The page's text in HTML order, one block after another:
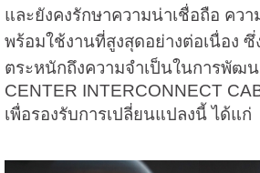
และยังคงรักษาความน่าเชื่อถือ คว
พร้อมใช้งานที่สูงสุดอย่างต่อเนื่อง ซึ่
ตระหนักถึงความจำเป็นในการพัฒน
CENTER INTERCONNECT
เพื่อรองรับการเปลี่ยนแปลงนี้ ได้แก่